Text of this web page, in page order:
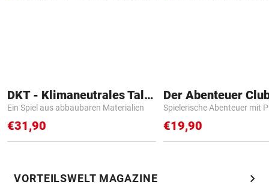
DKT - Klimaneutrales Talent
Ein Spiel aus abbaubaren Materialien
€31,90
Der Abenteuer
Spielerische Abenteuer mit
€19,90
VORTEILSWELT MAGAZINE chevron_right